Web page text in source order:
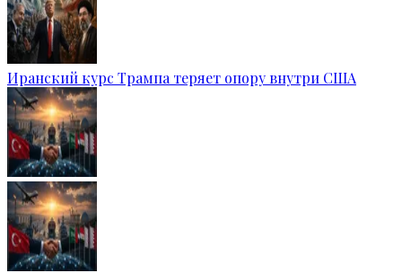
Иранский курс Трампа теряет опору внутри США